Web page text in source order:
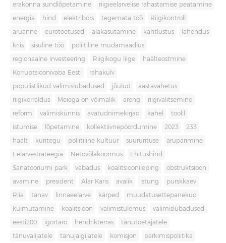
erakonna sundlõpetamine riigieelarvelise rahastamise peatamine
energia hind elektribörs tegemata töö Riigikontroll
aruanne eurotoetused alakasutamine kahtlustus lahendus
kriis sisuline töö poliitiline mudamaadlus
regionaalne investeering Riigikogu liige häälteostmine
Korruptsioonivaba Eesti rahakülv
populistlikud valimislubadused jõulud aastavahetus
riigikorraldus Meiega on võimalik areng riigivalitsemine
reform valimiskünnis avatudnimekirjad kahel toolil
istumise lõpetamine kollektiivnepöördumine 2023 233
häält kuritegu poliitiline kultuur suurürituse arupärimine
Eelarvestrateegia Netovõlakoormus Ehitushind
Sanatooriumi park vabadus koalitsioonileping obstruktsioon
avamine president Alar Karis avalik istung purskkaev
Riia tänav linnaeelarve kärped muudatusettepanekud
külmutamine koalitsioon valimistulemus valimislubadused
eesti200 igortaro hendrikterras tänutoetajatele
tänuvalijatele tänujälgijatele komisjon parkimispoliitika